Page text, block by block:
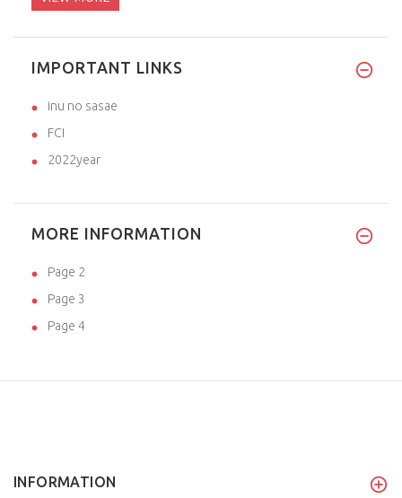
IMPORTANT LINKS
inu no sasae
FCI
2022year
MORE INFORMATION
Page 2
Page 3
Page 4
INFORMATION